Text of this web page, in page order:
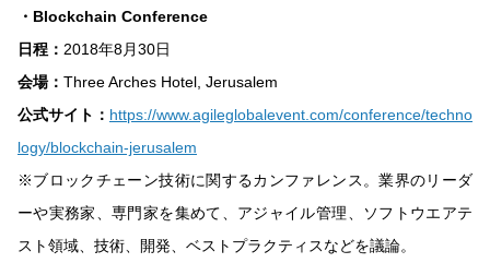
・Blockchain Conference
日程： 2018年8月30日
会場： Three Arches Hotel, Jerusalem
公式サイト： https://www.agileglobalevent.com/conference/techno
logy/blockchain-jerusalem
※ブロックチェーン技術に関するカンファレンス。業界のリーダ
ーや実務家、専門家を集めて、アジャイル管理、ソフトウエアテ
スト領域、技術、開発、ベストプラクティスなどを議論。